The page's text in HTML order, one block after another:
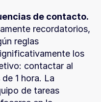
de contacto.
recordatorios,
reglas
los
contactar al
1 hora. La
de tareas